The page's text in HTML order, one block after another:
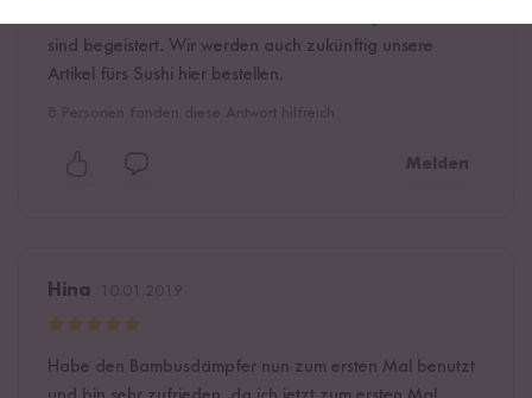
sind begeistert. Wir werden auch zukünftig unsere
Artikel fürs Sushi hier bestellen.
Melden
Hina
Habe den Bambusdämpfer nun zum ersten Mal benutzt